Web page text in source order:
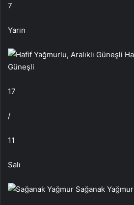
7
Yarın
Güneşli
17
/
11
Salı
Sağanak Yağmur